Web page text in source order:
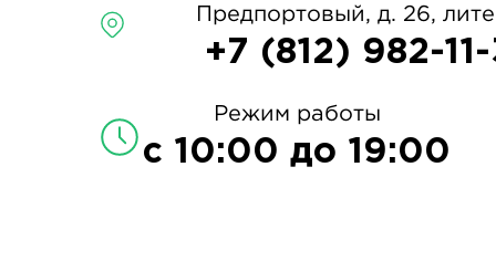
Предпортовый, д. 26,
+7 (812) 982-
Режим работы
с 10:00 до 19:00